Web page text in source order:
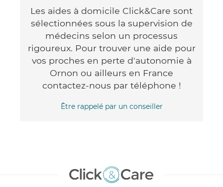
Les aides à domicile Click&Care sont
sélectionnées sous la supervision de
médecins selon un processus
rigoureux. Pour trouver une aide pour
vos proches en perte d'autonomie à
Ornon ou ailleurs en France
contactez-nous par téléphone !
Être rappelé par un conseiller